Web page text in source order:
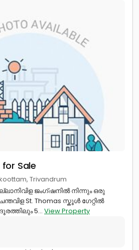
for Sale
Trivandrum
ജംഗ്ഷനിൽ നിന്നും ഒരു
St. Thomas സ്കൂൾ ഗേറ്റിൽ
5... View Property